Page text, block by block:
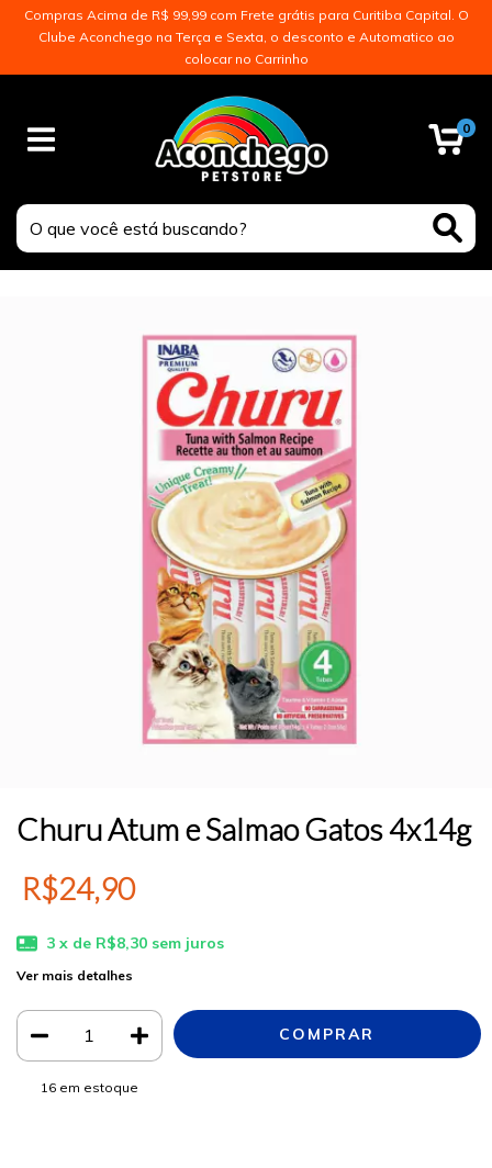
Compras Acima de R$ 99,99 com Frete grátis para Curitiba Capital. O
Clube Aconchego na Terça e Sexta, o desconto e Automatico ao
colocar no Carrinho
0
Churu Atum e Salmao Gatos 4x14g
R$24,90
3 x de R$8,30 sem juros
Ver mais detalhes
16em estoque